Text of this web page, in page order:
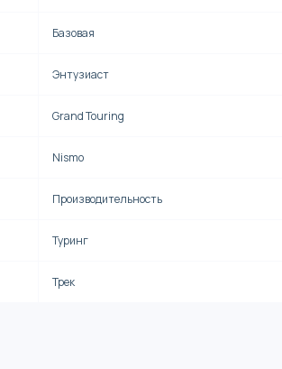
Базовая
Энтузиаст
Grand Touring
Nismo
Производительность
Туринг
Трек